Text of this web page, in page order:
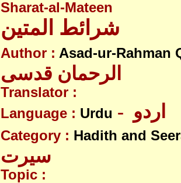
Sharat-al-Mateen
شرائط المتین
Author : Asad-ur-Rahman
Translator :
Language : Urdu
Category : Hadith and
سیرت
Topic :